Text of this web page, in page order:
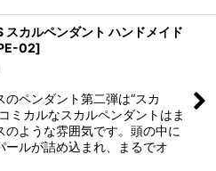
スカルペンダント ハンドメイド
02]
のペンダント第二弾は“スカ
ミカルなスカルペンダントはま
のような雰囲気です。頭の中に
ールが詰め込まれ、まるでオ